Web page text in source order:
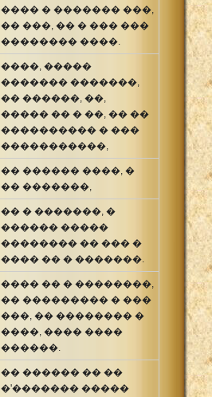
���� � ������� ���,
�� ���, �� � ��� ���
�������� ����.
����, �����
������� �������,
�� ������, ��,
����� �� � ��, �� ��
���������� � ���
�����������,
�� ������ ����, �
�� �������,
�� � �������, �
������ �����
�������� �� ��� �
���� �� � �������.
���� �� � ��������,
�� ��������� � ���
���, �� �������� �
����, ���� ����
������.
�� ������ �� ��
�'������� �����